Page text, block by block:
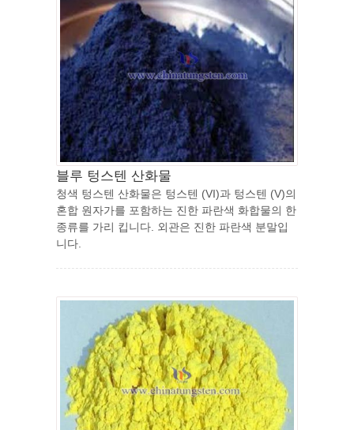
블루 텅스텐 산화물
청색 텅스텐 산화물은 텅스텐 (VI)과 텅스텐 (V)의
혼합 원자가를 포함하는 진한 파란색 화합물의 한
종류를 가리 킵니다. 외관은 진한 파란색 분말입
니다.